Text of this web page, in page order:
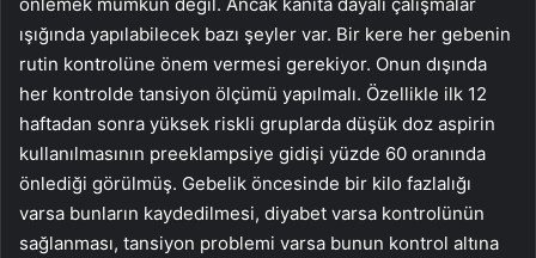
ışığında yapılabilecek bazı şeyler var. Bir kere her gebenin
rutin kontrolüne önem vermesi gerekiyor. Onun dışında
her kontrolde tansiyon ölçümü yapılmalı. Özellikle ilk 12
haftadan sonra yüksek riskli gruplarda düşük doz aspirin
kullanılmasının preeklampsiye gidişi yüzde 60 oranında
önlediği görülmüş. Gebelik öncesinde bir kilo fazlalığı
varsa bunların kaydedilmesi, diyabet varsa kontrolünün
sağlanması, tansiyon problemi varsa bunun kontrol altına